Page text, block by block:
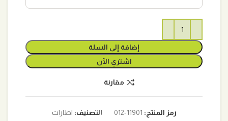
إضافة إلى السلة
اشتري الآن
مقارنة
رمز المنتج: 11901-012 التصنيف: اطارات